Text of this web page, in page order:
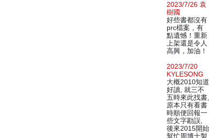
2023/7/26 袁
樹國
好些書都沒有
prc檔案，有
點遺憾！重新
上架還是令人
高興，加油！
2023/7/20
KYLESONG
大概2010知道
好讀, 就三不
五時來此找書,
原本只有看書
時順便回報一
些文字勘誤,
後來2015開始
幫忙周博士製